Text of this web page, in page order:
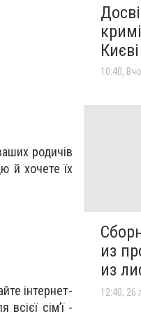
родичів
й хочете їх
інтернет-
сім’ї -
Києві
10:40,
из
из
12:40, 26